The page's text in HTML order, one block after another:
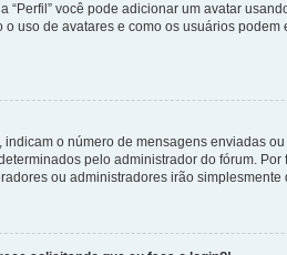
você pode adicionar um avatar
uso de avatares e como os usuários
o número de mensagens enviadas
pelo administrador do fórum.
ou administradores irão